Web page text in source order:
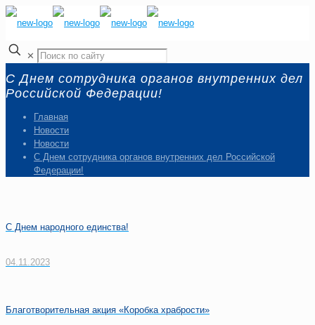
✕
С Днем сотрудника органов внутренних дел
Российской Федерации!
Главная
Новости
Новости
С Днем сотрудника органов внутренних дел Российской
Федерации!
С Днем народного единства!
04.11.2023
Благотворительная акция «Коробка храбрости»